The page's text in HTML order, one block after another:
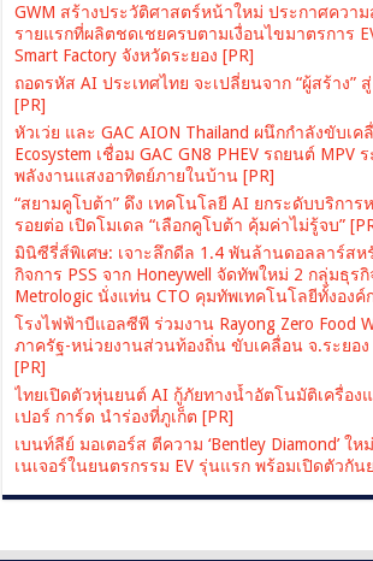
GWM สร้างประวัติศาสตร์หน้าใหม่ ประกาศควา
รายแรกที่ผลิตชดเชยครบตามเงื่อนไขมาตรการ
Smart Factory จังหวัดระยอง [PR]
ถอดรหัส AI ประเทศไทย จะเปลี่ยนจาก “ผู้สร้าง” สู่
[PR]
หัวเว่ย และ GAC AION Thailand ผนึกกำลังขับเค
Ecosystem เชื่อม GAC GN8 PHEV รถยนต์ MPV
พลังงานแสงอาทิตย์ภายในบ้าน [PR]
“สยามคูโบต้า” ดึง เทคโนโลยี AI ยกระดับบริการ
รอยต่อ เปิดโมเดล “เลือกคูโบต้า คุ้มค่าไม่รู้จบ”
มินิซีรี่ส์พิเศษ: เจาะลึกดีล 1.4 พันล้านดอลลาร์สห
กิจการ PSS จาก Honeywell จัดทัพใหม่ 2 กลุ่มธุร
Metrologic นั่งแท่น CTO คุมทัพเทคโนโลยีทั้งองค์
โรงไฟฟ้าบีแอลซีพี ร่วมงาน Rayong Zero Food
ภาครัฐ-หน่วยงานส่วนท้องถิ่น ขับเคลื่อน จ.ระยอง
[PR]
ไทยเปิดตัวหุ่นยนต์ AI กู้ภัยทางน้ำอัตโนมัติเครื่อง
เปอร์ การ์ด นำร่องที่ภูเก็ต [PR]
เบนท์ลีย์ มอเตอร์ส ตีความ ‘Bentley Diamond’ ใ
เนเจอร์ในยนตรกรรม EV รุ่นแรก พร้อมเปิดตัวกัน